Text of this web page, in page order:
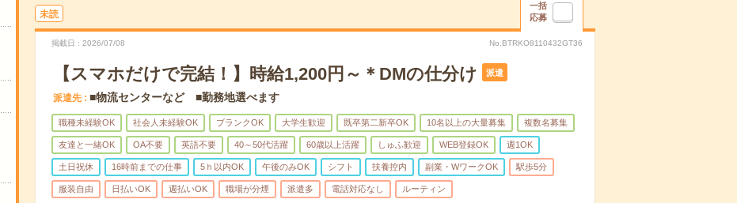
未読
一括
応募
掲載日 2026/07/08 No.BTRKO8110432GT36
【スマホだけで完結！】時給1,200円～＊DMの仕分け 派遣
派遣先 ■物流センターなど ■勤務地選べます
職種未経験OK 社会人未経験OK ブランクOK 大学生歓迎 既卒第二新卒OK 10名以上の大量募集 複数名募集
友達と一緒OK OA不要 英語不要 40～50代活躍 60歳以上活躍 しゅふ歓迎 WEB登録OK 週1OK
土日祝休 16時前までの仕事 5ｈ以内OK 午後のみOK シフト 扶養控内 副業・WワークOK 駅歩5分
服装自由 日払いOK 週払いOK 職場が分煙 派遣多 電話対応なし ルーティン